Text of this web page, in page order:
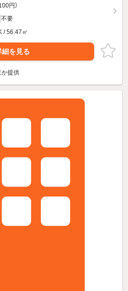
円）
不要
/ 56.47㎡
細を見る
か提供